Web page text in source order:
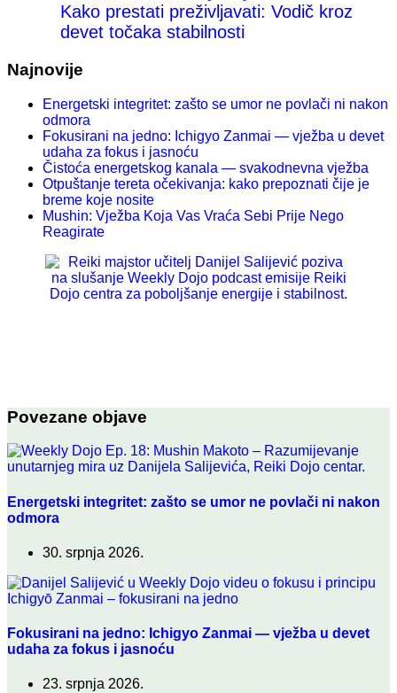
Kako prestati preživljavati: Vodič kroz
devet točaka stabilnosti
Najnovije
Energetski integritet: zašto se umor ne povlači ni nakon
odmora
Fokusirani na jedno: Ichigyo Zanmai — vježba u devet
udaha za fokus i jasnoću
Čistoća energetskog kanala — svakodnevna vježba
Otpuštanje tereta očekivanja: kako prepoznati čije je
breme koje nosite
Mushin: Vježba Koja Vas Vraća Sebi Prije Nego
Reagirate
Povezane objave
Energetski integritet: zašto se umor ne povlači ni nakon
odmora
30. srpnja 2026.
Fokusirani na jedno: Ichigyo Zanmai — vježba u devet
udaha za fokus i jasnoću
23. srpnja 2026.